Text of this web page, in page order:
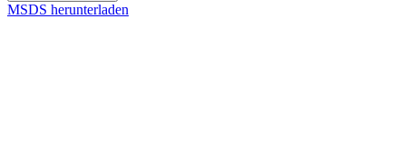
MSDS herunterladen